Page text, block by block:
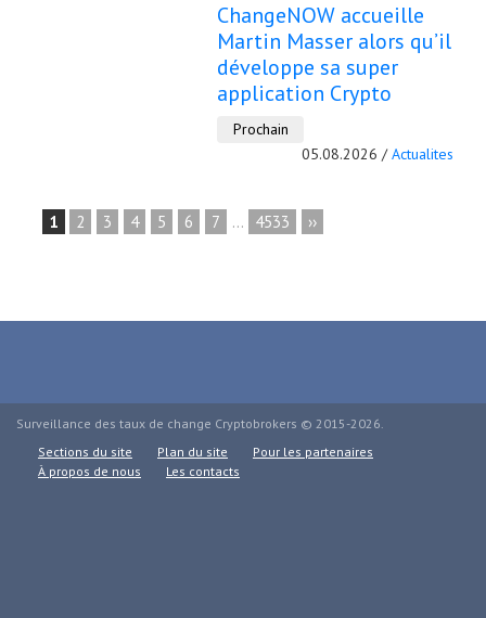
ChangeNOW accueille
Martin Masser alors qu’il
développe sa super
application Crypto
Prochain
05.08.2026 /Actualites
1 2 3 4 5 6 7 ... 4533 ››
Surveillance des taux de change Cryptobrokers © 2015-2026.
Sections du site
Plan du site
Pour les partenaires
À propos de nous
Les contacts